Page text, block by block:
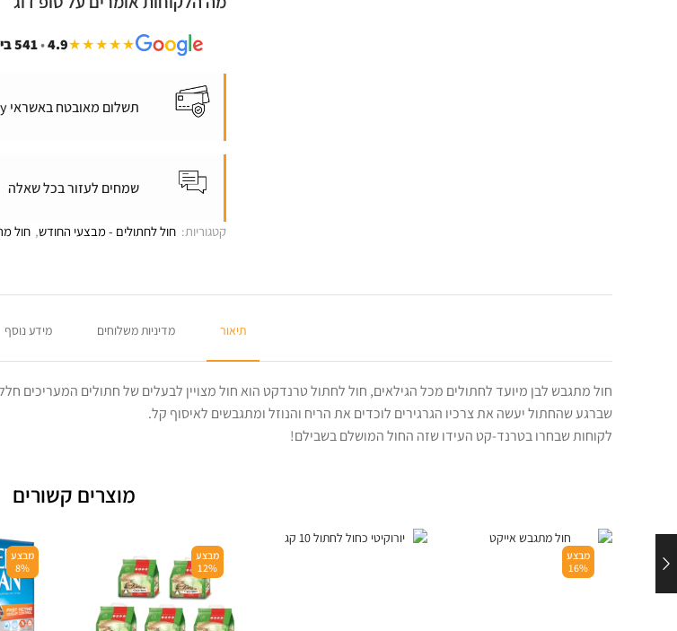
★★★★★
4.9
•541 ביקורות
תשלום מאובטח באשראי Apple Pay ו- Google Pay
שמחים לעזור בכל שאלה
קטגוריות: חול לחתולים - מבצעי החודש, חול
תיאור מדיניות משלוחים מידע נוסף
חול מתגבש לבן מיועד לחתולים מכל הגילאים, חול לחתול טרנדקט הוא חול מצויין לבעלים של חתולים המעריכים
שברגע שהחתול יעשה את צרכיו הגרגירים לוכדים את הריח והנוזל ומתגבשים לאיסוף קל.
לקוחות שבחרו בטרנד-קט העידו שזה החול המושלם בשבילם!
מוצרים קשורים
מבצע
16%
מבצע
12%
מבצע
8%